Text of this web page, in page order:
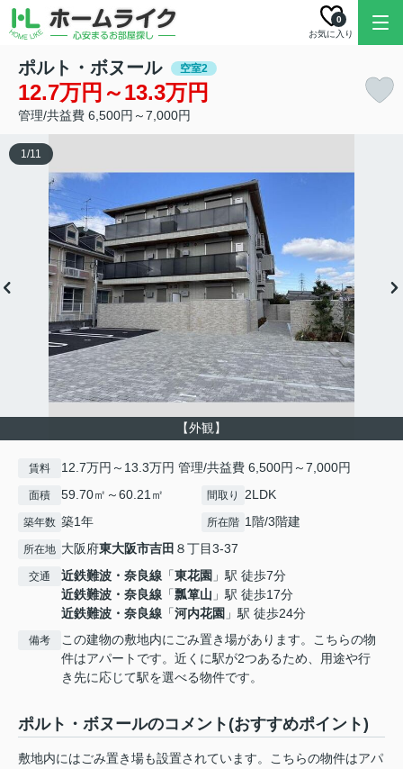
お気に入り
0
ポルト・ボヌール 空室2
12.7万円～13.3万円
管理/共益費 6,500円～7,000円
【外観】
1/11
賃料 12.7万円～13.3万円 管理/共益費 6,500円～7,000円
面積 59.70㎡～60.21㎡ 間取り 2LDK
築年数 築1年 所在階 1階/3階建
所在地 大阪府東大阪市吉田 ８丁目3-37
交通 近鉄難波・奈良線 「東花園 」駅 徒歩7分
近鉄難波・奈良線 「瓢箪山 」駅 徒歩17分
近鉄難波・奈良線 「河内花園 」駅 徒歩24分
備考
この建物の敷地内にごみ置き場があります。こちらの物
件はアパートです。近くに駅が2つあるため、用途や行
き先に応じて駅を選べる物件です。
ポルト・ボヌールのコメント(おすすめポイント)
敷地内にはごみ置き場も設置されています。こちらの物件はアパ